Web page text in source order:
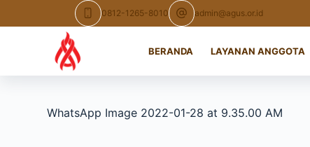
to
0812-1265-8010 admin@agus.or.id
BERANDA LAYANAN ANGGOTA
WhatsApp Image 2022-01-28 at 9.35.00 AM